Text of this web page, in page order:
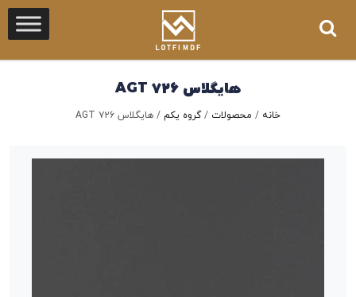
هایگلاس ۷۲۶ AGT
خانه / محصولات /گروه یکم / هایگلاس ۷۲۶ AGT